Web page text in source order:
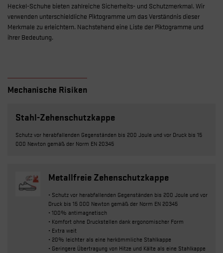
Heckel-Schuhe bieten zahlreiche Sicherheits- und Schutzmerkmal. Wir
verwenden unterschieldliche Piktogramme um das Verständnis dieser
Merkmale zu erleichtern. Nachstehend eine Liste der Piktogramme und
ihrer Bedeutung.
Mechanische Risiken
Stahl-Zehenschutzkappe
Schutz vor herabfallenden Gegenständen bis 200 Joule und vor Druck bis 15
000 Newton gemäß der Norm EN 20345
Metallfreie Zehenschutzkappe
• Schutz vor herabfallenden Gegenständen bis 200 Joule und vor
Druck bis 15 000 Newton gemäß der Norm EN 20345
• 100% antimagnetisch
• Komfort ohne Druckstellen dank ergonomischer Form
• Extra weit
• 20% leichter als eine herkömmliche Stahlkappe
• Geringere Übertragung von Hitze und Kälte als eine Stahlkappe